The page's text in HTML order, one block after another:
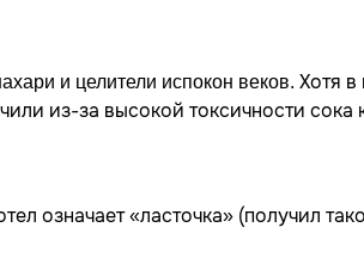
и целители испокон веков. Хотя
из-за высокой токсичности сока
означает «ласточка» (получил